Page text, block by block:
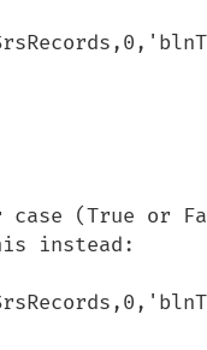
case (True or
instead: